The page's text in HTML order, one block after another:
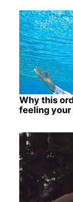
Why this
feeling your